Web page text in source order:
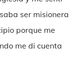
ser misionera
porque me
me di cuenta